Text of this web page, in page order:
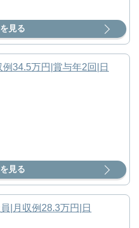
見る
34.5万円|賞与年2回|日
見る
|月収例28.3万円|日